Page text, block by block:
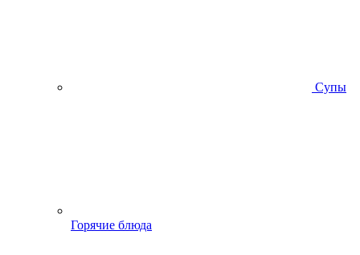
Супы
Горячие блюда